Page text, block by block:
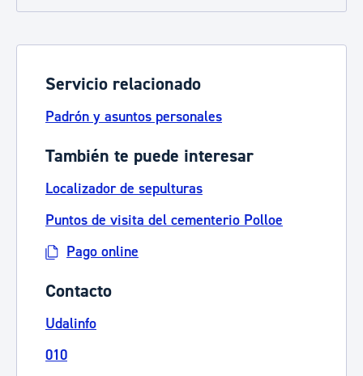
Servicio relacionado
Padrón y asuntos personales
También te puede interesar
Localizador de sepulturas
Puntos de visita del cementerio Polloe
Pago online
Contacto
Udalinfo
010